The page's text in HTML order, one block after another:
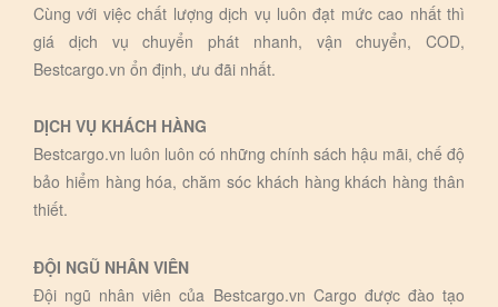
Cùng với việc chất lượng dịch vụ luôn đạt mức cao nhất thì
giá dịch vụ chuyển phát nhanh, vận chuyển, COD,
Bestcargo.vn ổn định, ưu đãi nhất.
DỊCH VỤ KHÁCH HÀNG
Bestcargo.vn luôn luôn có những chính sách hậu mãi, chế độ
bảo hiểm hàng hóa, chăm sóc khách hàng khách hàng thân
thiết.
ĐỘI NGŨ NHÂN VIÊN
Đội ngũ nhân viên của Bestcargo.vn Cargo được đào tạo